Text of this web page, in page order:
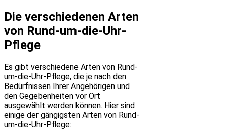
Die verschiedenen Arten
von Rund-um-die-Uhr-
Pflege
Es gibt verschiedene Arten von Rund-
um-die-Uhr-Pflege, die je nach den
Bedürfnissen Ihrer Angehörigen und
den Gegebenheiten vor Ort
ausgewählt werden können. Hier sind
einige der gängigsten Arten von Rund-
um-die-Uhr-Pflege: